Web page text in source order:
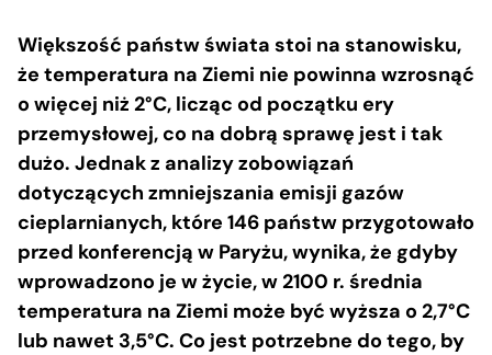
Większość państw świata stoi na stanowisku,
że temperatura na Ziemi nie powinna wzrosnąć
o więcej niż 2°C, licząc od początku ery
przemysłowej, co na dobrą sprawę jest i tak
dużo. Jednak z analizy zobowiązań
dotyczących zmniejszania emisji gazów
cieplarnianych, które 146 państw przygotowało
przed konferencją w Paryżu, wynika, że gdyby
wprowadzono je w życie, w 2100 r. średnia
temperatura na Ziemi może być wyższa o 2,7°C
lub nawet 3,5°C. Co jest potrzebne do tego, by